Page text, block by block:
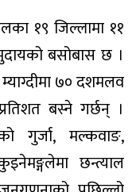
१९ जिल्लामा ११
बसोबास छ ।
७० दशमलव
बस्ने गर्छन् ।
गुर्जा, मल्कवाङ,
छन्त्याल